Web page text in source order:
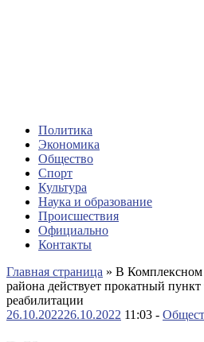
Политика
Экономика
Общество
Спорт
Культура
Наука и образование
Происшествия
Официально
Контакты
Главная страница » В Комплексном
района действует прокатный пункт
реабилитации
26.10.202226.10.2022 11:03 -